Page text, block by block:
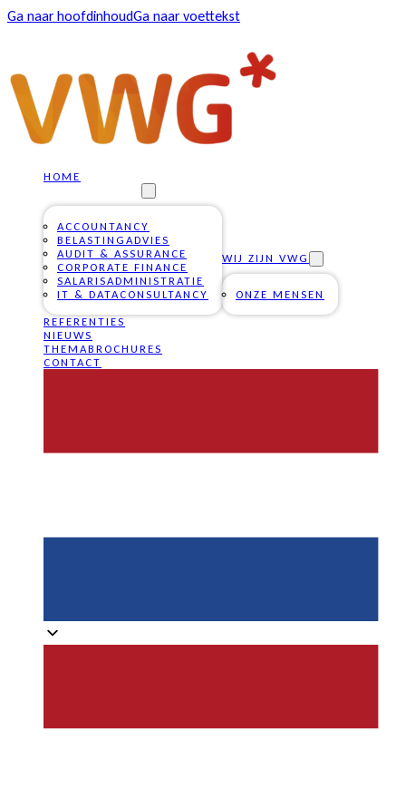
Ga naar hoofdinhoudGa naar voettekst
HOME
ACCOUNTANCY
BELASTINGADVIES
AUDIT & ASSURANCE
CORPORATE FINANCE
SALARISADMINISTRATIE
IT & DATACONSULTANCY
WIJ ZIJN VWG
ONZE MENSEN
REFERENTIES
NIEUWS
THEMABROCHURES
CONTACT